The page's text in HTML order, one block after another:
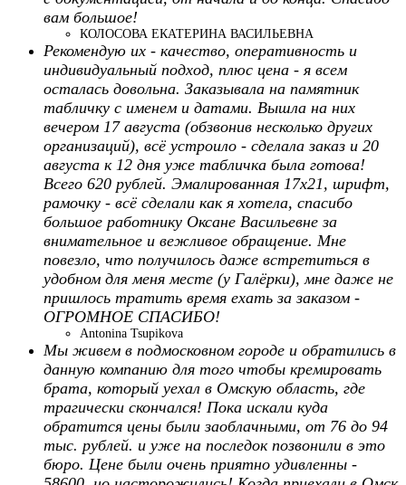
вам большое!
КОЛОСОВА ЕКАТЕРИНА ВАСИЛЬЕВНА
Рекомендую их - качество, оперативность и
индивидуальный подход, плюс цена - я всем
осталась довольна. Заказывала на памятник
табличку с именем и датами. Вышла на них
вечером 17 августа (обзвонив несколько других
организаций), всё устроило - сделала заказ и 20
августа к 12 дня уже табличка была готова!
Всего 620 рублей. Эмалированная 17х21, шрифт,
рамочку - всё сделали как я хотела, спасибо
большое работнику Оксане Васильевне за
внимательное и вежливое обращение. Мне
повезло, что получилось даже встретиться в
удобном для меня месте (у Галёрки), мне даже не
пришлось тратить время ехать за заказом -
ОГРОМНОЕ СПАСИБО!
Antonina Tsupikova
Мы живем в подмосковном городе и обратились в
данную компанию для того чтобы кремировать
брата, который уехал в Омскую область, где
трагически скончался! Пока искали куда
обратится цены были заоблачными, от 76 до 94
тыс. рублей. и уже на последок позвонили в это
бюро. Цене были очень приятно удивленны -